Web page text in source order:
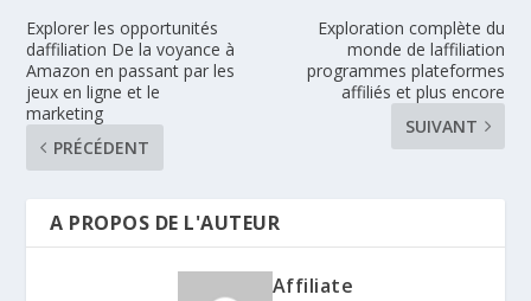
Explorer les opportunités
daffiliation De la voyance à
Amazon en passant par les
jeux en ligne et le
marketing
PRÉCÉDENT
Exploration complète du
monde de laffiliation
programmes plateformes
affiliés et plus encore
SUIVANT
A PROPOS DE L'AUTEUR
Affiliate